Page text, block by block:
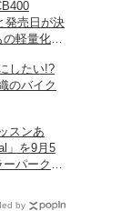
発売日が決
軽量化!?
したい!?
のバイク
スンあ
」を9月5
パークで
by